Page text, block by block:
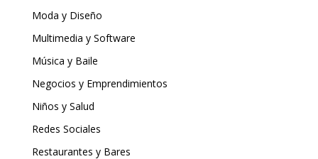
Moda y Diseño
Multimedia y Software
Música y Baile
Negocios y Emprendimientos
Niños y Salud
Redes Sociales
Restaurantes y Bares